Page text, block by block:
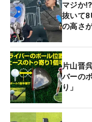
マジか
抜いて
の高さ
片山晋
バーの
り」